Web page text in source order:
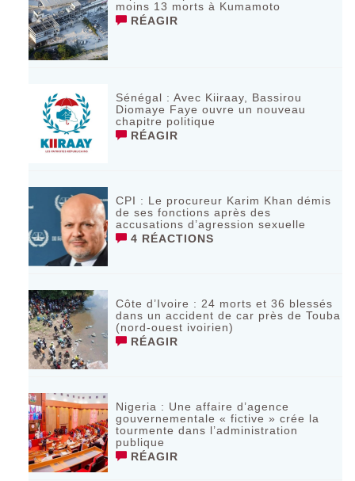
moins 13 morts à Kumamoto ‎
RÉAGIR
Sénégal : Avec Kiiraay, Bassirou
Diomaye Faye ouvre un nouveau
chapitre politique
RÉAGIR
CPI : Le procureur Karim Khan démis
de ses fonctions après des
accusations d’agression sexuelle
4 RÉACTIONS
Côte d’Ivoire : 24 morts et 36 blessés
dans un accident de car près de Touba
(nord-ouest ivoirien)
RÉAGIR
Nigeria : Une affaire d’agence
gouvernementale « fictive » crée la
tourmente dans l’administration
publique
RÉAGIR